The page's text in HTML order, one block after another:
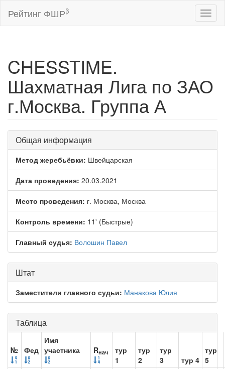
Рейтинг ФШРβ
CHESSTIME.
Шахматная Лига по ЗАО
г.Москва. Группа А
Общая информация
Метод жеребьёвки: Швейцарская
Дата проведения: 20.03.2021
Место проведения: г. Москва, Москва
Контроль времени: 11' (Быстрые)
Главный судья: Волошин Павел
Штат
Заместители главного судьи: Манакова Юлия
Таблица
№ Фед
Имя
участника
Rнач
тур
1
тур
2
тур
3
тур 4
тур
5